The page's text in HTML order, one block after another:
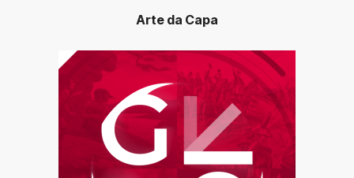
Arte da Capa